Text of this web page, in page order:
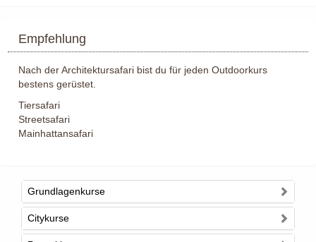
Empfehlung
Nach der Architektursafari bist du für jeden Outdoorkurs
bestens gerüstet.
Tiersafari
Streetsafari
Mainhattansafari
Grundlagenkurse
Citykurse